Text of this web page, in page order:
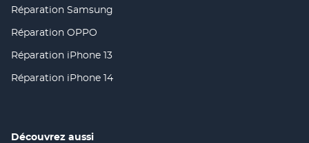
nouvelle
dans
nouvelle
Réparation Samsung
(ouvre
dans
nouvelle
Réparation OPPO
(ouvre
dans
nouvelle
Réparation iPhone 13
(ouvre
dans
Réparation iPhone 14
(ouvre
fenêtre)
Découvrez aussi